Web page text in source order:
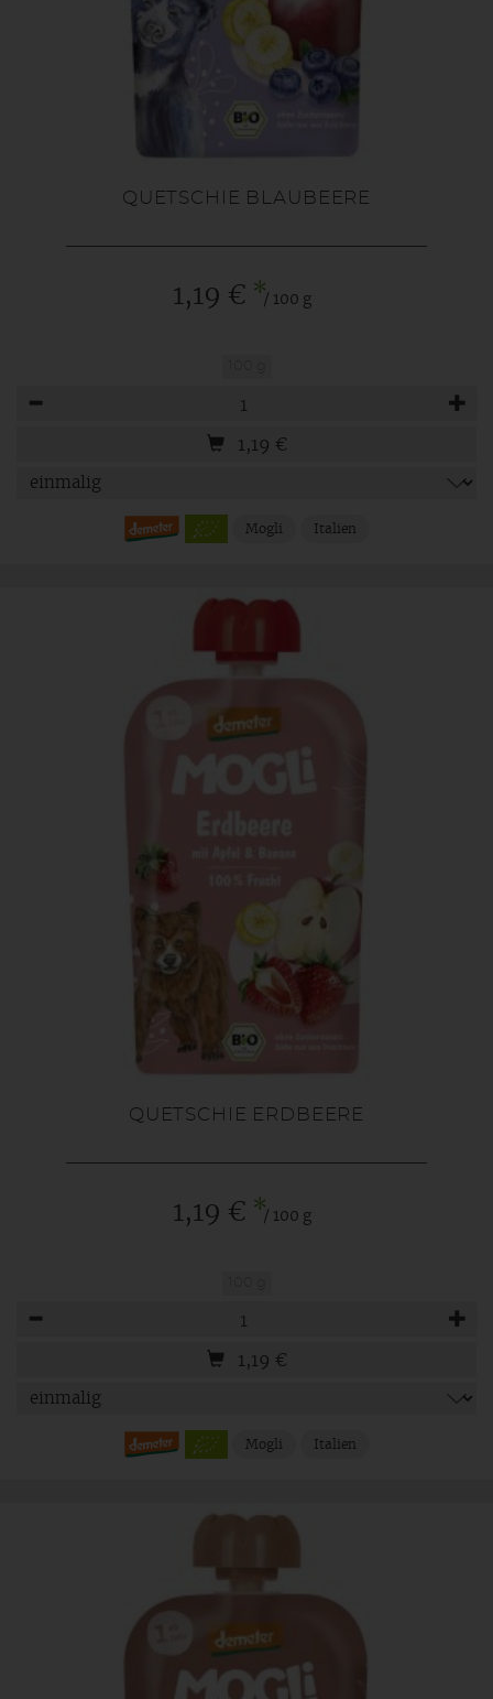
QUETSCHIE BLAUBEERE
1,19 € */ 100 g
1,19 €
Mogli Italien
QUETSCHIE ERDBEERE
1,19 € */ 100 g
1,19 €
Mogli Italien